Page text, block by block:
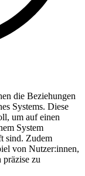
die Beziehungen
Systems. Diese
um auf einen
System
sind. Zudem
von Nutzer:innen,
präzise zu